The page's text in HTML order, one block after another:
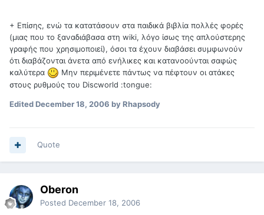
+ Επίσης, ενώ τα κατατάσουν στα παιδικά βιβλία πολλές φορές
(μιας που το ξαναδιάβασα στη wiki, λόγο ίσως της απλούστερης
γραφής που χρησιμοποιεί), όσοι τα έχουν διαβάσει συμφωνούν
ότι διαβάζονται άνετα από ενήλικες και κατανοούνται σαφώς
καλύτερα
Μην περιμένετε πάντως να πέφτουν οι ατάκες
στους ρυθμούς του Discworld :tongue:
EditedDecember 18, 2006 by Rhapsody
Quote
Oberon
Posted December 18, 2006